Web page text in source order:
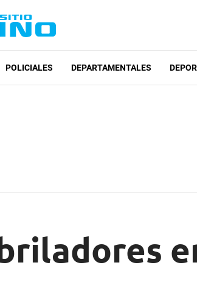
POLICIALES DEPARTAMENTALES